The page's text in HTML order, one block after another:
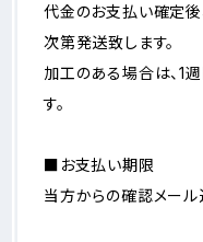
代金のお支払い確定
次第発送致します。
加工のある場合は、1
す。
■お支払い期限
当方からの確認メール